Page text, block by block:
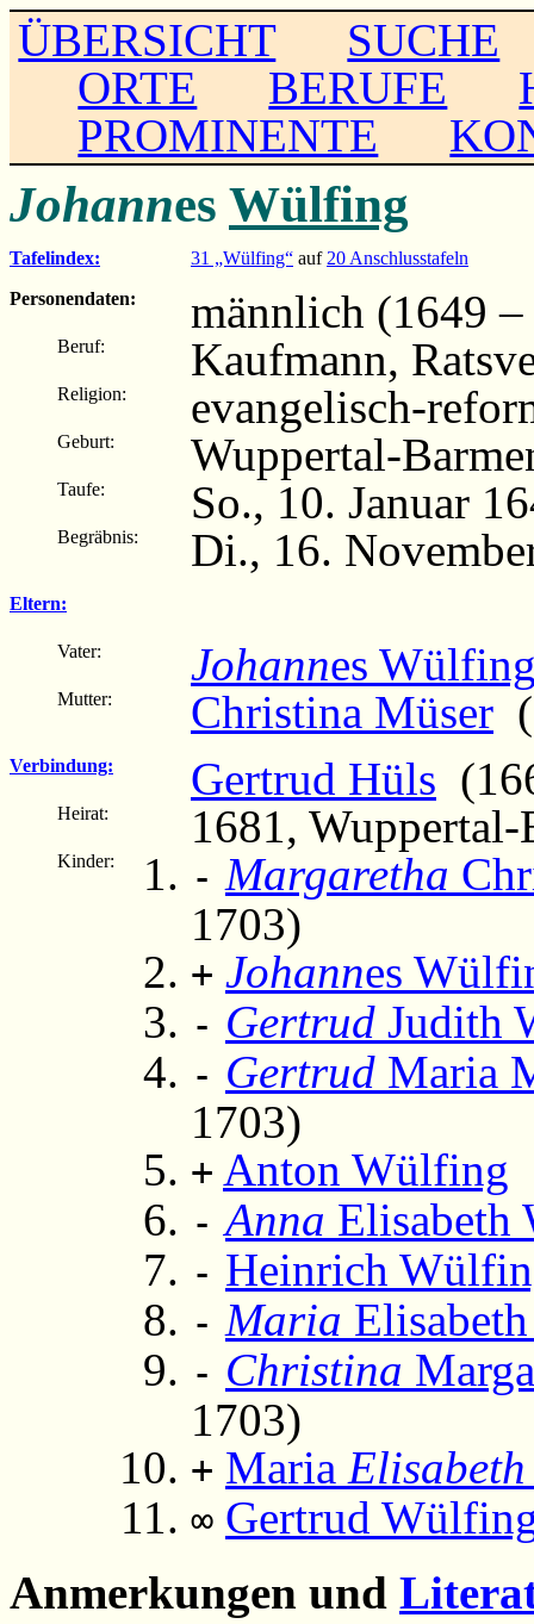
ÜBERSICHT
SUCHE
ORTE
BERUFE
PROMINENTE
Johannes Wülfing
Tafelindex: 31 „Wülfing“ auf 20 Anschlusstafeln
Personendaten:
männlich (1649
Beruf: Kaufmann,
Religion: evangelisch-
Geburt: Wuppertal-
Taufe: So., 10. Januar
Begräbnis: Di., 16.
Eltern:
Vater: Johannes
Mutter: Christina Müser
Verbindung: Gertrud Hüls
Heirat: 1681,
Kinder: - Margaretha
1703)
+ Johannes
- Gertrud Judith
- Gertrud Maria
1703)
+ Anton Wülfing
- Anna Elisabeth
- Heinrich
- Maria
- Christina
1703)
+ Maria Elisabeth
∞ Gertrud
Anmerkungen und